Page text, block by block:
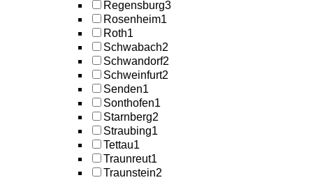
Regensburg3
Rosenheim1
Roth1
Schwabach2
Schwandorf2
Schweinfurt2
Senden1
Sonthofen1
Starnberg2
Straubing1
Tettau1
Traunreut1
Traunstein2